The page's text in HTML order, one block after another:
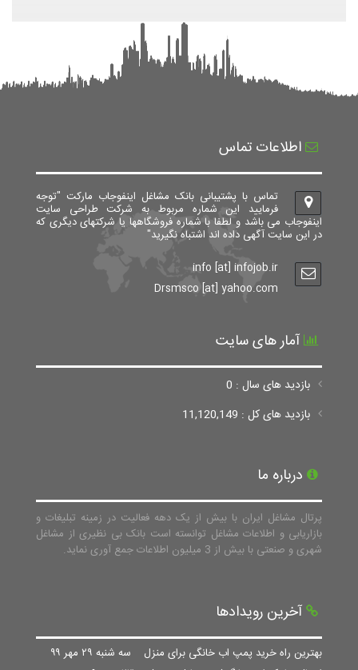
اطلاعات تماس
تماس با پشتیبانی بانک مشاغل اینفوجاب مارکت "توجه
فرمایید این شماره مربوط به شرکت طراحی سایت
اینفوجاب می باشد و لطفا با شماره فروشگاهها یا شرکتهای دیگری که
در این سایت آگهی داده اند اشتباه نگیرید"
info [at] infojob.ir
Drsmsco [at] yahoo.com
آمار های سایت
بازدید های سال : 0
بازدید های کل : 11,120,149
درباره ما
پرتال مشاغل ایران با بیش از یک دهه فعالیت در زمینه تبلیغات و
بازاریابی و اطلاعات مشاغل توانسته است بانک بی نظیری از مشاغل
شهری و صنعتی با بیش از 3 میلیون اطلاعات جمع آوری نماید.
آخرین رویدادها
بهترین راه خرید پمپ اب خانگی برای منزل سه شنبه ۲۹ مهر ۹۹